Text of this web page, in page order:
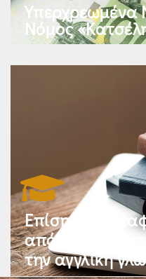
Υπερχρεωμένα
Νόμος
Επίσημες
από/ και προς
την αγγλική